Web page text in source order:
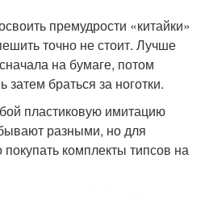
премудрости «китайки»
точно не стоит. Лучше
на бумаге, потом
браться за ноготки.
пластиковую имитацию
разными, но для
комплекты типсов на